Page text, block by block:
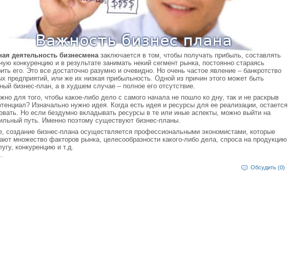
деятельность бизнесменазаключается в том, чтобы получать прибыль, составлять
конкуренцию и в результате занимать некий сегмент рынка, постоянно стараясь
его. Это все достаточно разумно и очевидно. Но очень частое явление – банкротство
предприятий, или же их низкая прибыльность. Одной из причин этого может быть
бизнес-план, а в худшем случае – полное его отсутствие.
для того, чтобы какое-либо дело с самого начала не пошло ко дну, так и не раскрыв
Изначально нужно идея. Когда есть идея и ресурсы для ее реализации, остается
Но если бездумно вкладывать ресурсы в те или иные аспекты, можно выйти на
путь. Именно поэтому существуют бизнес-планы.
создание бизнес-плана осуществляется профессиональными экономистами, которые
множество факторов рынка, целесообразности какого-либо дела, спроса на продукцию
конкуренцию и т.д.
Обсудить (0)